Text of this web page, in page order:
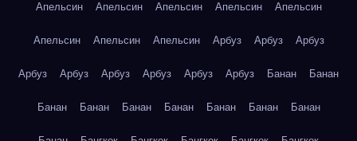
Апельсин Апельсин Апельсин Апельсин Апельсин
Апельсин Апельсин Апельсин Арбуз Арбуз Арбуз
Арбуз Арбуз Арбуз Арбуз Арбуз Арбуз Банан Банан
Банан Банан Банан Банан Банан Банан Банан